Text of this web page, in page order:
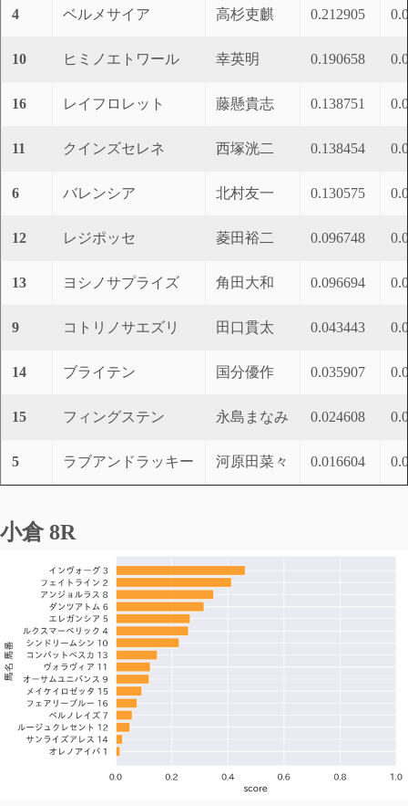
4 ベルメサイア 高杉吏麒 0.212905
10 ヒミノエトワール 幸英明 0.190658
16 レイフロレット 藤懸貴志 0.138751
11 クインズセレネ 西塚洸二 0.138454
6 バレンシア 北村友一 0.130575
12 レジポッセ 菱田裕二 0.096748
13 ヨシノサプライズ 角田大和 0.096694
9 コトリノサエズリ 田口貫太 0.043443
14 ブライテン 国分優作 0.035907
15 フィングステン 永島まなみ 0.024608
5 ラブアンドラッキー 河原田菜々 0.016604
小倉 8R